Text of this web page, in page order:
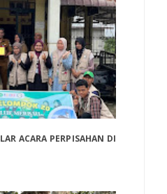
ACARA PERPISAHAN DI